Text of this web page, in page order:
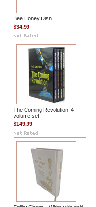
Bee Honey Dish
$34.99
The Coming Revolution: 4
volume set
$149.99